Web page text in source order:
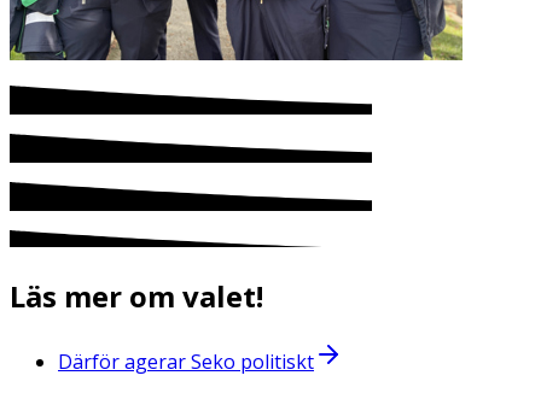
Läs mer om valet!
Därför agerar Seko politiskt